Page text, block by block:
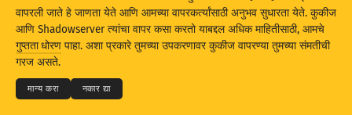
PNG म्हणून डाउनलोड करा
© 2026THE SHADOWSERVER FOUNDATION
गुप्तता आणि अटी
आम्हाला संपर्क करा श्रेय
वापरली जाते हे जाणता येते आणि आमच्या वापरकर्त्यांसाठी अनुभव सुधारता येते. कुकीज
आणि Shadowserver त्यांचा वापर कसा करतो याबद्दल अधिक माहितीसाठी, आमचे
गुप्तता धोरण पाहा. अशा प्रकारे तुमच्या उपकरणावर कुकीज वापरण्या तुमच्या संमतीची
गरज असते.
मान्य करा नकार द्या